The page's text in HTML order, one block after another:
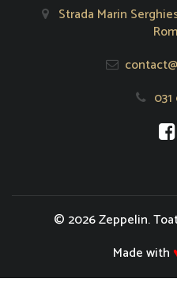
Strada Marin
© 2026 Zeppelin.
Made with